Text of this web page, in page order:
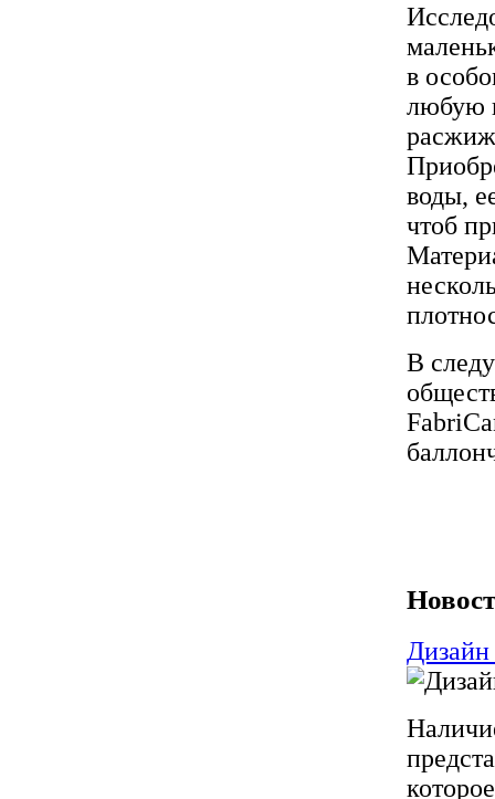
в
любую
воды,
чтоб
В
Дизайн